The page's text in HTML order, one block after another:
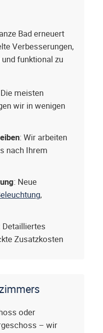
Bad erneuert
Verbesserungen,
funktional zu
meisten
wir in wenigen
: Wir arbeiten
nach Ihrem
: Neue
,
Detailliertes
Zusatzkosten
oder
– wir